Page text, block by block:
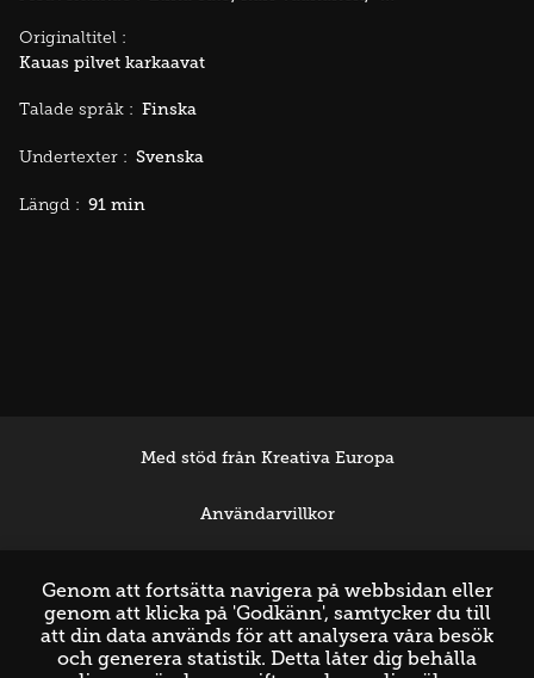
Originaltitel :
Kauas pilvet karkaavat
Talade språk : Finska
Undertexter : Svenska
Längd : 91 min
Med stöd från Kreativa Europa
Användarvillkor
Genom att fortsätta navigera på webbsidan eller
genom att klicka på 'Godkänn', samtycker du till
att din data används för att analysera våra besök
och generera statistik. Detta låter dig behålla